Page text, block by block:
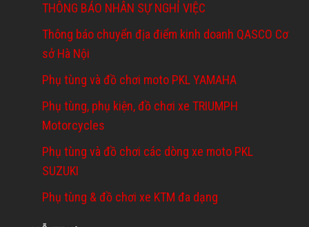
THÔNG BÁO NHÂN SỰ NGHỈ VIỆC
Thông báo chuyển địa điểm kinh doanh QASCO Cơ
sở Hà Nội
Phụ tùng và đồ chơi moto PKL YAMAHA
Phụ tùng, phụ kiện, đồ chơi xe TRIUMPH
Motorcycles
Phụ tùng và đồ chơi các dòng xe moto PKL
SUZUKI
Phụ tùng & đồ chơi xe KTM đa dạng